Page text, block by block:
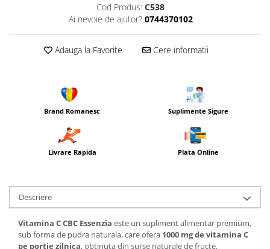
Cod Produs: C538
Ai nevoie de ajutor? 0744370102
Adauga la Favorite Cere informatii
Brand Romanesc Suplimente Sigure
Livrare Rapida Plata Online
Descriere
Vitamina C CBC Essenzia este un supliment alimentar premium,
sub forma de pudra naturala, care ofera 1000 mg de vitamina C
pe portie zilnica, obtinuta din surse naturale de fructe.